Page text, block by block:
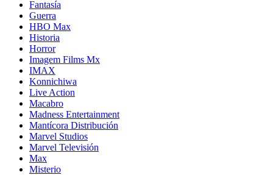
Fantasía
Guerra
HBO Max
Historia
Horror
Imagem Films Mx
IMAX
Konnichiwa
Live Action
Macabro
Madness Entertainment
Mantícora Distribución
Marvel Studios
Marvel Televisión
Max
Misterio